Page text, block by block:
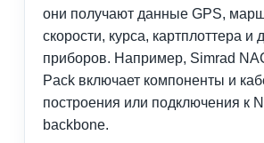
они получают данные GPS,
скорости, курса, картплоттера и
приборов. Например, Simrad
Pack включает компоненты и
построения или подключения к
backbone.